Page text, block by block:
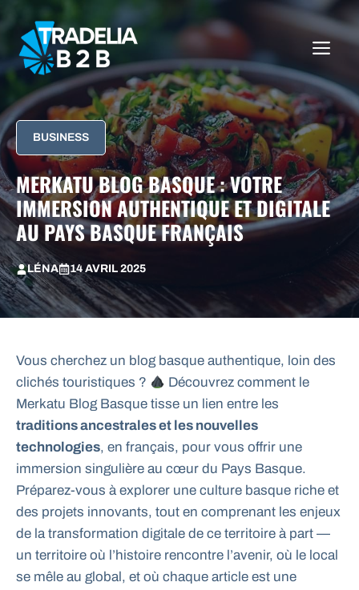
au
contenu
BUSINESS
MERKATU BLOG BASQUE : VOTRE
IMMERSION AUTHENTIQUE ET DIGITALE
AU PAYS BASQUE FRANÇAIS
LÉNA 14 AVRIL 2025
Vous cherchez un blog basque authentique, loin des
clichés touristiques ?
Découvrez comment le
Merkatu Blog Basque tisse un lien entre les
traditions ancestrales et les nouvelles
technologies, en français, pour vous offrir une
immersion singulière au cœur du Pays Basque.
Préparez-vous à explorer une culture basque riche et
des projets innovants, tout en comprenant les enjeux
de la transformation digitale de ce territoire à part —
un territoire où l’histoire rencontre l’avenir, où le local
se mêle au global, et où chaque article est une